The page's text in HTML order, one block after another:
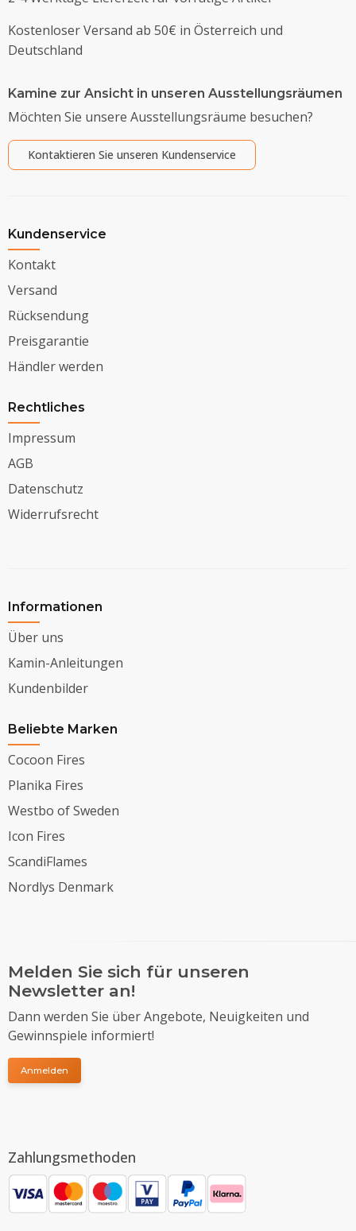
Kostenloser Versand ab 50€ in Österreich und
Deutschland
Kamine zur Ansicht in unseren Ausstellungsräumen
Möchten Sie unsere Ausstellungsräume besuchen?
Kontaktieren Sie unseren Kundenservice
Kundenservice
Kontakt
Versand
Rücksendung
Preisgarantie
Händler werden
Rechtliches
Impressum
AGB
Datenschutz
Widerrufsrecht
Informationen
Über uns
Kamin-Anleitungen
Kundenbilder
Beliebte Marken
Cocoon Fires
Planika Fires
Westbo of Sweden
Icon Fires
ScandiFlames
Nordlys Denmark
Melden Sie sich für unseren
Newsletter an!
Dann werden Sie über Angebote, Neuigkeiten und
Gewinnspiele informiert!
Anmelden
Zahlungsmethoden